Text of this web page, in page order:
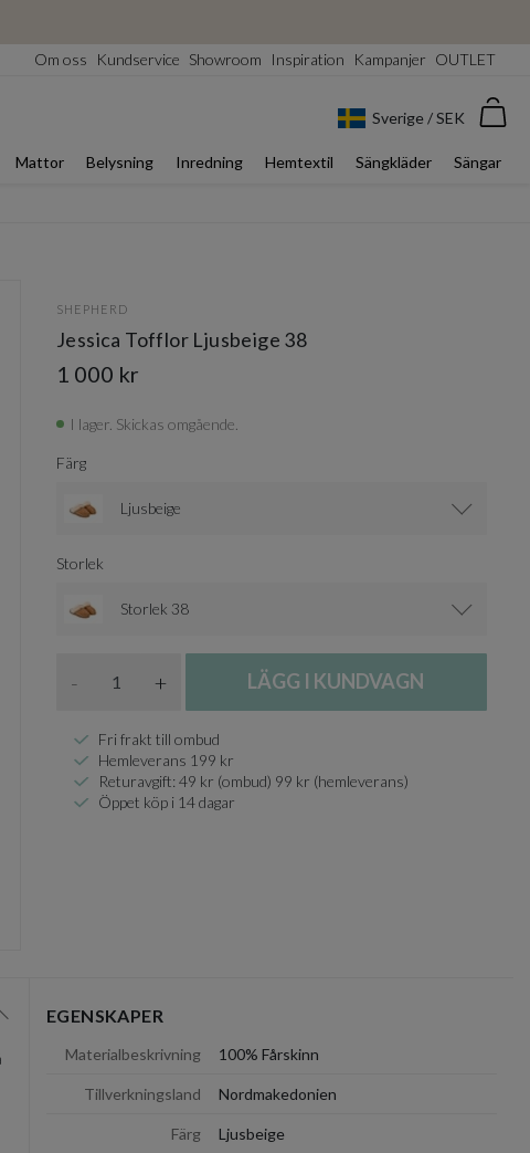
Om oss Kundservice Showroom Inspiration Kampanjer OUTLET
Sverige / SEK
Mattor Belysning Inredning Hemtextil Sängkläder Sängar
SHEPHERD
Jessica Tofflor Ljusbeige 38
1 000 kr
I lager. Skickas omgående.
Färg
Ljusbeige
Storlek
Storlek 38
- + LÄGG I KUNDVAGN
Fri frakt till ombud
Hemleverans 199 kr
Returavgift: 49 kr (ombud) 99 kr (hemleverans)
Öppet köp i 14 dagar
Visa/döljEGENSKAPER
Materialbeskrivning 100% Fårskinn
Tillverkningsland Nordmakedonien
Färg Ljusbeige